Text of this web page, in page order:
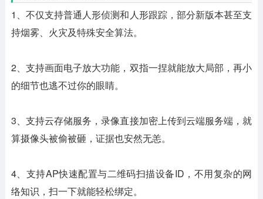
1、不仅支持普通人形侦测和人形跟踪，部分新版本甚至支
持烟雾、火灾及特殊安全算法。
2、支持画面电子放大功能，双指一捏就能放大局部，再小
的细节也逃不过你的眼睛。
3、支持云存储服务，录像直接加密上传到云端服务端，就
算摄像头被偷被砸，证据也安然无恙。
4、支持AP快速配置与二维码扫描设备ID，不用复杂的网
络知识，扫一下就能轻松绑定。